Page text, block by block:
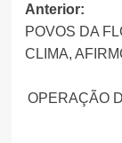
de
artigos
Anterior:
POVOS DA
CLIMA,
OPERAÇÃO